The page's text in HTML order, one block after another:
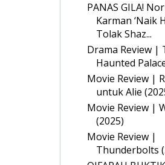
PANAS GILA!
Karman ‘Naik
Tolak Shaz...
Drama Review |
Haunted
Movie Review |
untuk Alie
Movie Review |
(2025)
Movie Review |
Thunderbolts